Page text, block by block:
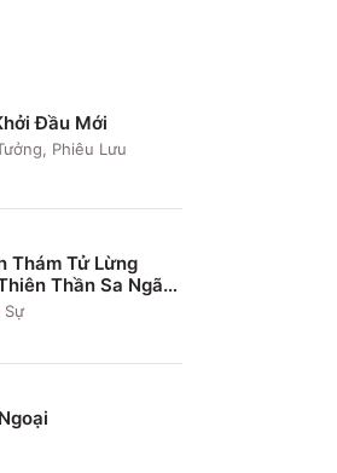
Đầu Mới
Phiêu Lưu
Thám Tử Lừng
Thần Sa Ngã
Sự